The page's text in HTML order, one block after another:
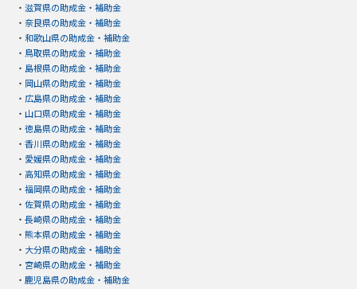
・ 滋賀県の助成金・補助金
・ 奈良県の助成金・補助金
・ 和歌山県の助成金・補助金
・ 鳥取県の助成金・補助金
・ 島根県の助成金・補助金
・ 岡山県の助成金・補助金
・ 広島県の助成金・補助金
・ 山口県の助成金・補助金
・ 徳島県の助成金・補助金
・ 香川県の助成金・補助金
・ 愛媛県の助成金・補助金
・ 高知県の助成金・補助金
・ 福岡県の助成金・補助金
・ 佐賀県の助成金・補助金
・ 長崎県の助成金・補助金
・ 熊本県の助成金・補助金
・ 大分県の助成金・補助金
・ 宮崎県の助成金・補助金
・ 鹿児島県の助成金・補助金